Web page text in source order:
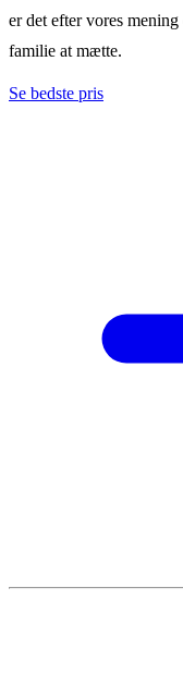
er det efter vores
familie at mætte.
Se bedste pris